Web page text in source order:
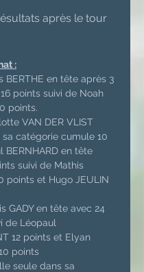
après le tour
:
BERTHE en tête après 3
points suivi de Noah
points.
VAN DER VLIST
sa catégorie cumule 10
BERNHARD en tête
suivi de Mathis
points et Hugo JEULIN
GADY en tête avec 24
de Léopaul
12 points et Elyan
points
seule dans sa